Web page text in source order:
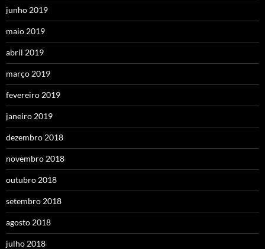
junho 2019
maio 2019
abril 2019
março 2019
fevereiro 2019
janeiro 2019
dezembro 2018
novembro 2018
outubro 2018
setembro 2018
agosto 2018
julho 2018